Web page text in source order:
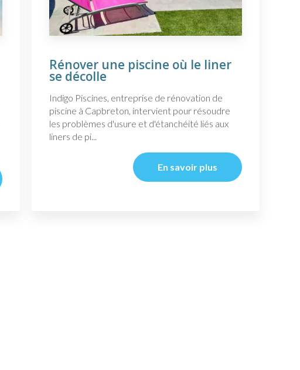
Rénover une piscine où le liner
se décolle
Indigo Piscines, entreprise de rénovation de
piscine à Capbreton, intervient pour résoudre
les problèmes d'usure et d'étanchéité liés aux
liners de pi...
En savoir plus